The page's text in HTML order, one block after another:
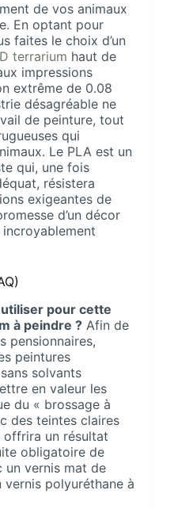
de vos animaux
En optant pour
faites le choix d’un
terrarium haut de
impressions
extrême de 0.08
désagréable ne
de peinture, tout
qui
Le PLA est un
qui, une fois
résistera
exigeantes de
d’un décor
pour cette
à peindre ? Afin de
pensionnaires,
peintures
solvants
en valeur les
du « brossage à
des teintes claires
offrira un résultat
obligatoire de
un vernis mat de
polyuréthane à